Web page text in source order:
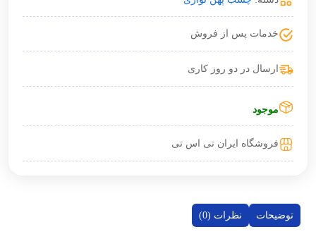
فروشگاه ایران تی اس تی
موجود
ارسال در دو روز کاری
خدمات پس از فروش
توضیحات نظرات (0)